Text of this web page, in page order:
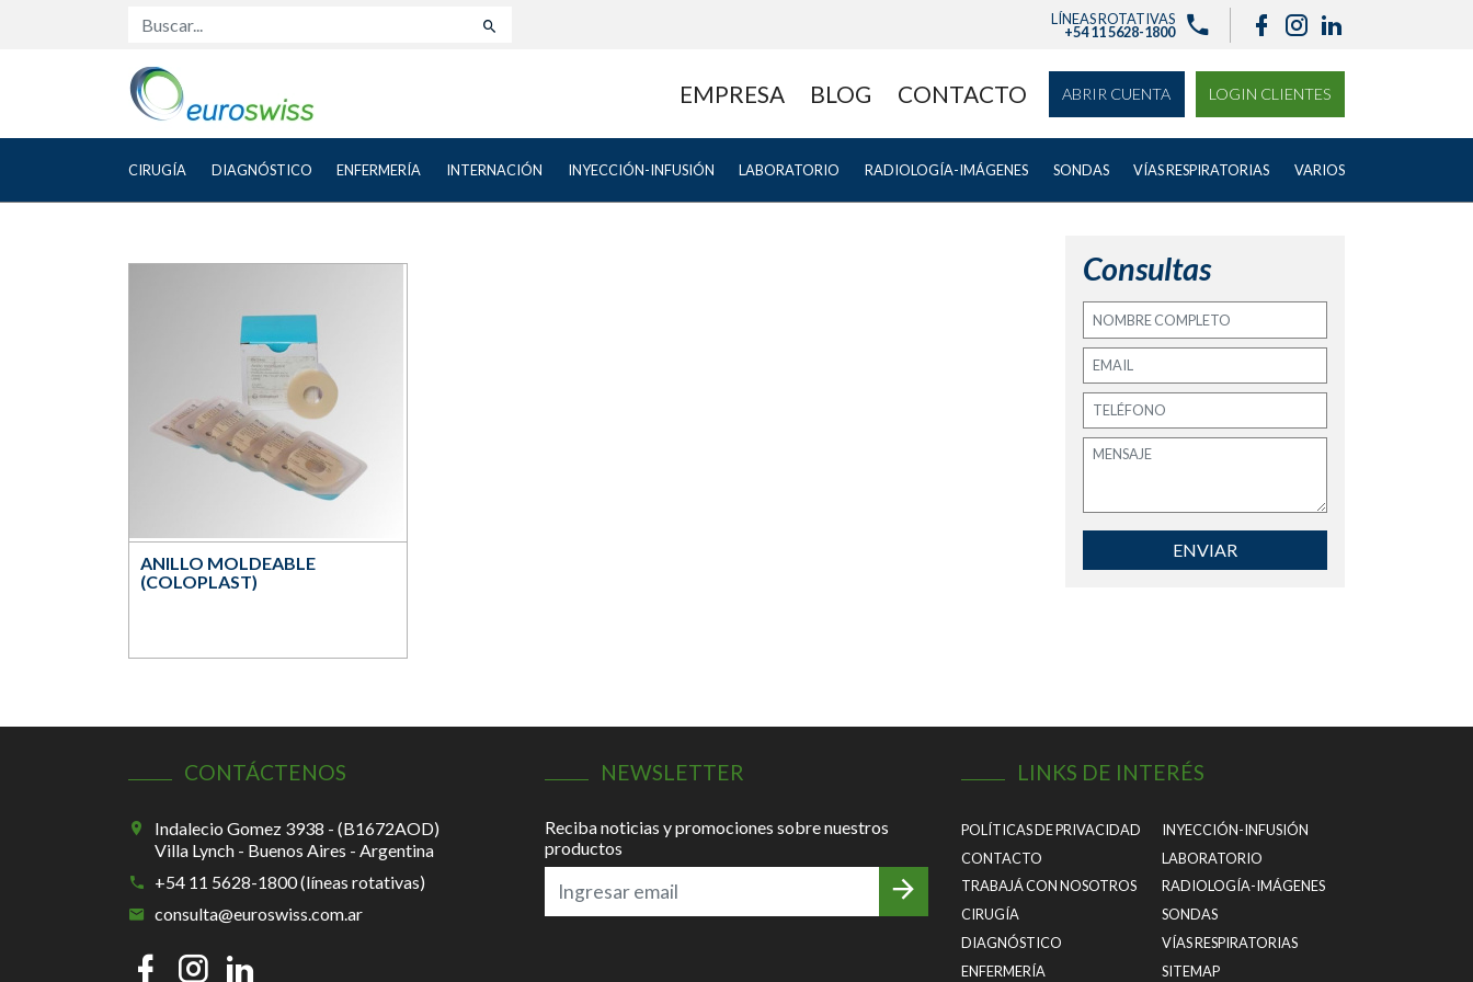
Buscar... LÍNEAS ROTATIVAS
+54 11 5628-1800
EMPRESA BLOG CONTACTO ABRIR CUENTA LOGIN CLIENTES
CIRUGÍA DIAGNÓSTICO ENFERMERÍA INTERNACIÓN INYECCIÓN-INFUSIÓN LABORATORIO RADIOLOGÍA-IMÁGENES SONDAS VÍAS RESPIRATORIAS VARIOS
ANILLO MOLDEABLE
(COLOPLAST)
Consultas
ENVIAR
CONTÁCTENOS
Indalecio Gomez 3938 - (B1672AOD)
Villa Lynch - Buenos Aires - Argentina
+54 11 5628-1800 (líneas rotativas)
consulta@euroswiss.com.ar
NEWSLETTER
Reciba noticias y promociones sobre nuestros
productos
LINKS DE INTERÉS
POLÍTICAS DE PRIVACIDAD
CONTACTO
TRABAJÁ CON NOSOTROS
CIRUGÍA
DIAGNÓSTICO
ENFERMERÍA
INYECCIÓN-INFUSIÓN
LABORATORIO
RADIOLOGÍA-IMÁGENES
SONDAS
VÍAS RESPIRATORIAS
SITEMAP